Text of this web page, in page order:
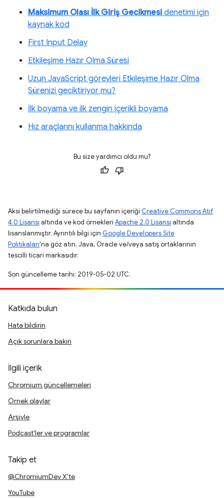
Maksimum Olası İlk Giriş Gecikmesi denetimi için
kaynak kod
First Input Delay
Etkileşime Hazır Olma Süresi
Uzun JavaScript görevleri Etkileşime Hazır Olma
Sürenizi geciktiriyor mu?
İlk boyama ve ilk zengin içerikli boyama
Hız araçlarını kullanma hakkında
Bu size yardımcı oldu mu?
Aksi belirtilmediği sürece bu sayfanın içeriği Creative Commons Atıf
4.0 Lisansı altında ve kod örnekleri Apache 2.0 Lisansı altında
lisanslanmıştır. Ayrıntılı bilgi için Google Developers Site
Politikaları'na göz atın. Java, Oracle ve/veya satış ortaklarının
tescilli ticari markasıdır.
Son güncelleme tarihi: 2019-05-02 UTC.
Katkıda bulun
Hata bildirin
Açık sorunlara bakın
İlgili içerik
Chromium güncellemeleri
Örnek olaylar
Arşivle
Podcast'ler ve programlar
Takip et
@ChromiumDev X'te
YouTube